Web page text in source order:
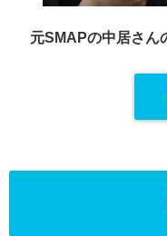
元SMAPの中居さん